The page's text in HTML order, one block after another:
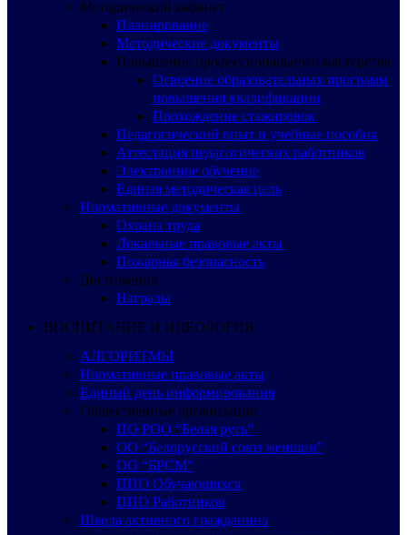
Методический кабинет
Планирование
Методические документы
Повышение профессионального мастерства
Освоение образовательных программ
повышения квалификации
Прохождение стажировок
Педагогический опыт и учебные пособия
Аттестация педагогических работников
Электронное обучение
Единая методическая цель
Нормативные документы
Охрана труда
Локальные правовые акты
Пожарная безопасность
Достижения
Награды
ВОСПИТАНИЕ И ИДЕОЛОГИЯ
АЛГОРИТМЫ
Нормативные правовые акты
Единый день информирования
Общественные организации
ПО РОО “Белая русь”
ОО “Белорусский союз женщин”
ОО “БРСМ”
ППО Обучающихся
ППО Работников
Школа активного гражданина